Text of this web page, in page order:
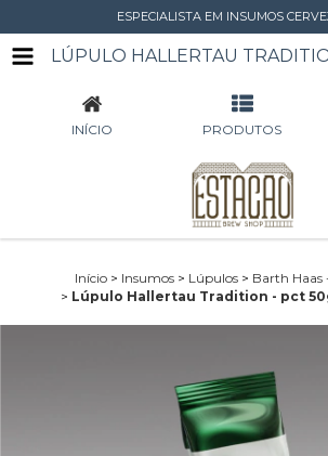
ESPECIALISTA EM INSUMOS
INÍCIO PRODUTOS
Início > Insumos > Lúpulos > Barth Haas
> Lúpulo Hallertau Tradition - pct